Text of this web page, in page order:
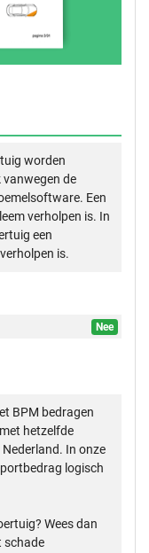
worden
de
Een
verholpen is. In
een
is.
Nee
BPM bedragen
hetzelfde
In onze
logisch
Wees dan
schade